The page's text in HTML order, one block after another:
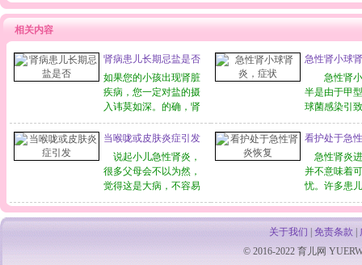
相关内容
肾病患儿长期忌盐是否
如果您的小孩出现肾脏
疾病，您一定对盐的摄
入讳莫如深。的确，肾
病的水肿和水钠滞留密
切相关。但是，如果对
肾脏疾病不加分析地一
概而论，即使是恢复期
的肾病，或并无水肿和
高血压的肾脏疾病都不
分青红皂白地实行长期
急性肾小球
急性肾小
半是由于甲
球菌感染引
在扁桃体炎
猩红热、丹
脓性炎症感
病。 本
急，在小儿
发病较多，
性，大部分
少尿，
当喉咙或皮肤炎症引发
说起小儿急性肾炎，
很多父母会不以为然，
觉得这是大病，不容易
和孩子沾上边。其实小
儿急性肾炎是3岁以上
看护处于急
急性肾炎
并不意味着
忧。许多患
能未完全恢
常规检查仍
尿，尤其是
炎的罪魁祸
仍然还会再
关于我们 免责条款
© 2016-2022 育儿网